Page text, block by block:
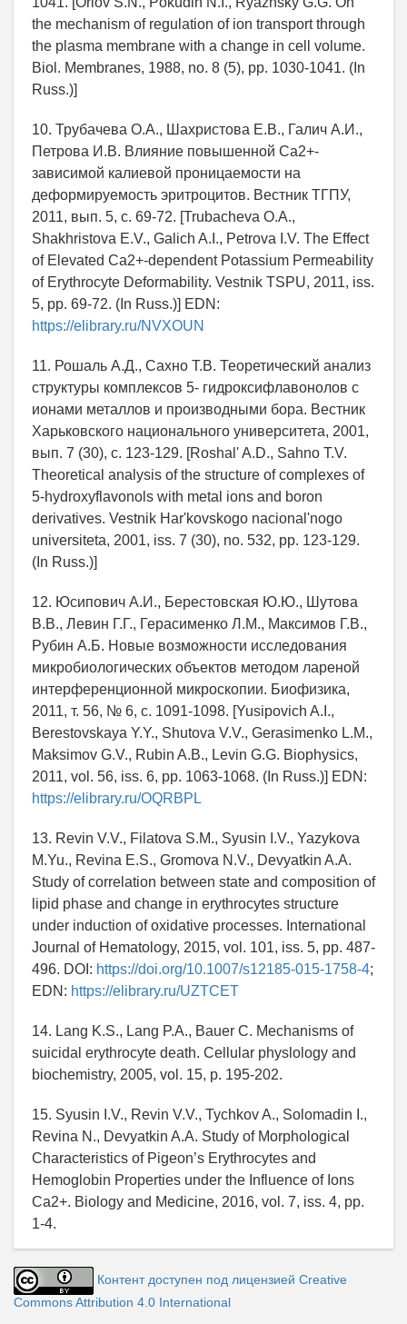
the mechanism of regulation of ion transport through
the plasma membrane with a change in cell volume.
Biol. Membranes, 1988, no. 8 (5), pp. 1030-1041. (In
Russ.)]
10. Трубачева О.А., Шахристова Е.В., Галич А.И.,
Петрова И.В. Влияние повышенной Сa2+-
зависимой калиевой проницаемости на
деформируемость эритроцитов. Вестник ТГПУ,
2011, вып. 5, с. 69-72. [Trubacheva O.A.,
Shakhristova E.V., Galich A.I., Petrova I.V. The Effect
of Elevated Ca2+-dependent Potassium Permeability
of Erythrocyte Deformability. Vestnik TSPU, 2011, iss.
5, pp. 69-72. (In Russ.)] EDN:
https://elibrary.ru/NVXOUN
11. Рошаль А.Д., Сахно Т.В. Теоретический анализ
структуры комплексов 5- гидроксифлавонолов с
ионами металлов и производными бора. Вестник
Харьковского национального университета, 2001,
вып. 7 (30), с. 123-129. [Roshal' A.D., Sahno T.V.
Theoretical analysis of the structure of complexes of
5-hydroxyflavonols with metal ions and boron
derivatives. Vestnik Har'kovskogo nacional'nogo
universiteta, 2001, iss. 7 (30), no. 532, pp. 123-129.
(In Russ.)]
12. Юсипович А.И., Берестовская Ю.Ю., Шутова
В.В., Левин Г.Г., Герасименко Л.М., Максимов Г.В.,
Рубин А.Б. Новые возможности исследования
микробиологических объектов методом лареной
интерференционной микроскопии. Биофизика,
2011, т. 56, № 6, с. 1091-1098. [Yusipovich A.I.,
Berestovskaya Y.Y., Shutova V.V., Gerasimenko L.M.,
Maksimov G.V., Rubin A.B., Levin G.G. Biophysics,
2011, vol. 56, iss. 6, pp. 1063-1068. (In Russ.)] EDN:
https://elibrary.ru/OQRBPL
13. Revin V.V., Filatova S.M., Syusin I.V., Yazykova
M.Yu., Revina E.S., Gromova N.V., Devyatkin A.A.
Study of correlation between state and composition of
lipid phase and change in erythrocytes structure
under induction of oxidative processes. International
Journal of Hematology, 2015, vol. 101, iss. 5, рр. 487-
496. DOI: https://doi.org/10.1007/s12185-015-1758-4;
EDN: https://elibrary.ru/UZTCET
14. Lang K.S., Lang P.A., Bauer C. Mechanisms of
suicidal erythrocyte death. Cellular physlology and
biochemistry, 2005, vol. 15, p. 195-202.
15. Syusin I.V., Revin V.V., Tychkov A., Solomadin I.,
Revina N., Devyatkin A.А. Study of Morphological
Characteristics of Pigeon’s Erythrocytes and
Hemoglobin Properties under the Influence of Ions
Ca2+. Biology and Medicine, 2016, vol. 7, iss. 4, pp.
1-4.
Контент доступен под лицензией Creative
Commons Attribution 4.0 International